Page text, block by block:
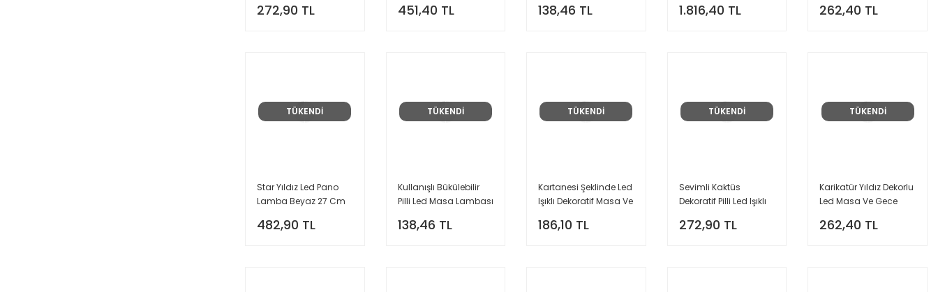
Aydınlatması
272,90 TL
Led Lamba Pembe
451,40 TL
Renk Mini Lamba
138,46 TL
Lamba
1.816,40 TL
Lambası
262,40 TL
TÜKENDİ
Star Yıldız Led Pano
Lamba Beyaz 27 Cm
482,90 TL
TÜKENDİ
Kullanışlı Bükülebilir
Pilli Led Masa Lambası
138,46 TL
TÜKENDİ
Kartanesi Şeklinde Led
Işıklı Dekoratif Masa Ve
186,10 TL
TÜKENDİ
Sevimli Kaktüs
Dekoratif Pilli Led Işıklı
272,90 TL
TÜKENDİ
Karikatür Yıldız Dekorlu
Led Masa Ve Gece
262,40 TL